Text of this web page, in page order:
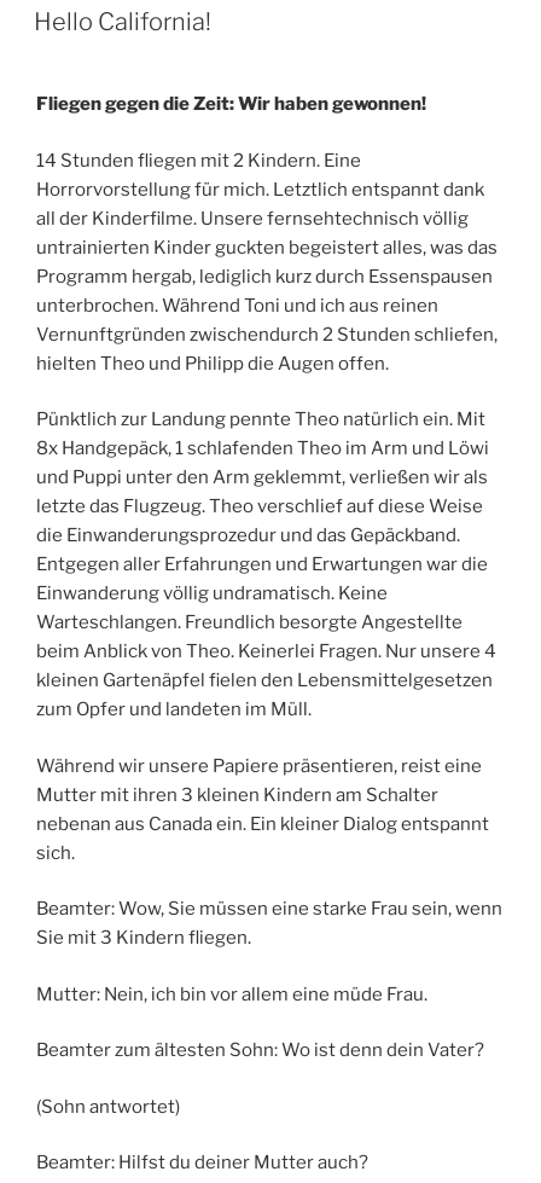
AM
Hello California!
Fliegen gegen die Zeit: Wir haben gewonnen!
14 Stunden fliegen mit 2 Kindern. Eine
Horrorvorstellung für mich. Letztlich entspannt dank
all der Kinderfilme. Unsere fernsehtechnisch völlig
untrainierten Kinder guckten begeistert alles, was das
Programm hergab, lediglich kurz durch Essenspausen
unterbrochen. Während Toni und ich aus reinen
Vernunftgründen zwischendurch 2 Stunden schliefen,
hielten Theo und Philipp die Augen offen.
Pünktlich zur Landung pennte Theo natürlich ein. Mit
8x Handgepäck, 1 schlafenden Theo im Arm und Löwi
und Puppi unter den Arm geklemmt, verließen wir als
letzte das Flugzeug. Theo verschlief auf diese Weise
die Einwanderungsprozedur und das Gepäckband.
Entgegen aller Erfahrungen und Erwartungen war die
Einwanderung völlig undramatisch. Keine
Warteschlangen. Freundlich besorgte Angestellte
beim Anblick von Theo. Keinerlei Fragen. Nur unsere 4
kleinen Gartenäpfel fielen den Lebensmittelgesetzen
zum Opfer und landeten im Müll.
Während wir unsere Papiere präsentieren, reist eine
Mutter mit ihren 3 kleinen Kindern am Schalter
nebenan aus Canada ein. Ein kleiner Dialog entspannt
sich.
Beamter: Wow, Sie müssen eine starke Frau sein, wenn
Sie mit 3 Kindern fliegen.
Mutter: Nein, ich bin vor allem eine müde Frau.
Beamter zum ältesten Sohn: Wo ist denn dein Vater?
(Sohn antwortet)
Beamter: Hilfst du deiner Mutter auch?